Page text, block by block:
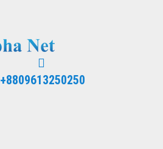
+8809613250250